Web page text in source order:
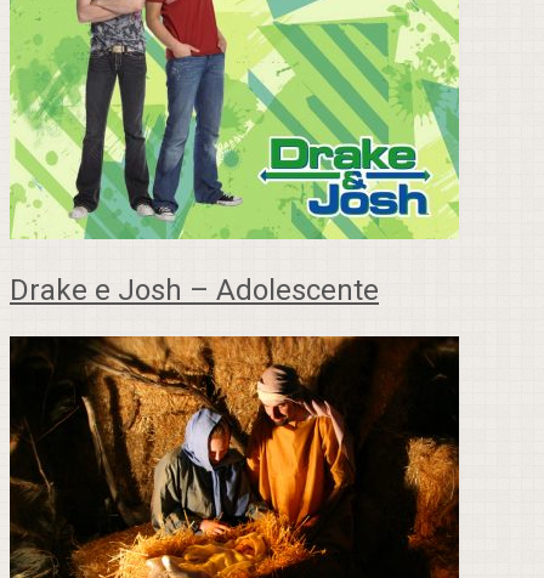
Drake e Josh – Adolescente